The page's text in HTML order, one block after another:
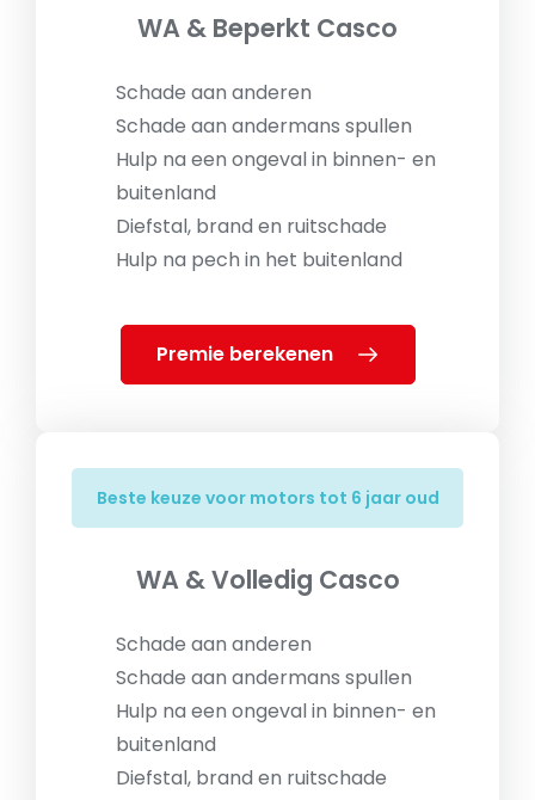
WA & Beperkt Casco
Schade aan anderen
Schade aan andermans spullen
Hulp na een ongeval in binnen- en
buitenland
Diefstal, brand en ruitschade
Hulp na pech in het buitenland
Premie berekenen
Beste keuze voor motors tot 6 jaar oud
WA & Volledig Casco
Schade aan anderen
Schade aan andermans spullen
Hulp na een ongeval in binnen- en
buitenland
Diefstal, brand en ruitschade